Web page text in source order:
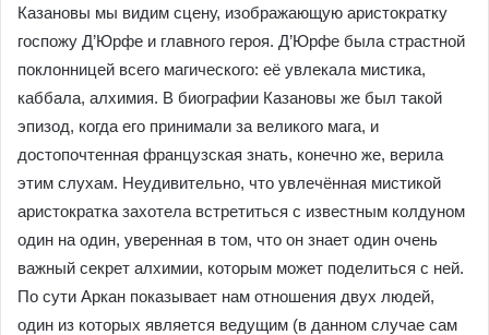
Казановы мы видим сцену, изображающую аристократку
госпожу Д’Юрфе и главного героя. Д’Юрфе была страстной
поклонницей всего магического: её увлекала мистика,
каббала, алхимия. В биографии Казановы же был такой
эпизод, когда его принимали за великого мага, и
достопочтенная французская знать, конечно же, верила
этим слухам. Неудивительно, что увлечённая мистикой
аристократка захотела встретиться с известным колдуном
один на один, уверенная в том, что он знает один очень
важный секрет алхимии, которым может поделиться с ней.
По сути Аркан показывает нам отношения двух людей,
один из которых является ведущим (в данном случае сам